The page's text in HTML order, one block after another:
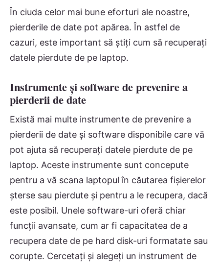
În ciuda celor mai bune eforturi ale noastre,
pierderile de date pot apărea. În astfel de
cazuri, este important să știți cum să recuperați
datele pierdute de pe laptop.
Instrumente și software de prevenire a
pierderii de date
Există mai multe instrumente de prevenire a
pierderii de date și software disponibile care vă
pot ajuta să recuperați datele pierdute de pe
laptop. Aceste instrumente sunt concepute
pentru a vă scana laptopul în căutarea fișierelor
șterse sau pierdute și pentru a le recupera, dacă
este posibil. Unele software-uri oferă chiar
funcții avansate, cum ar fi capacitatea de a
recupera date de pe hard disk-uri formatate sau
corupte. Cercetați și alegeți un instrument de